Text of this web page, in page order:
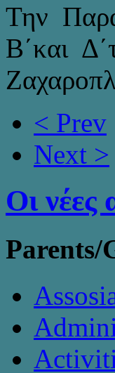
Την
Β΄και
< Prev
Next >
Οι νέες
Parents/